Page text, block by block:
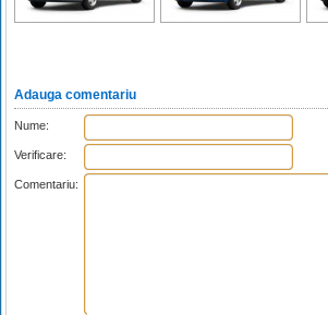
Adauga comentariu
Nume:
Verificare:
Comentariu: